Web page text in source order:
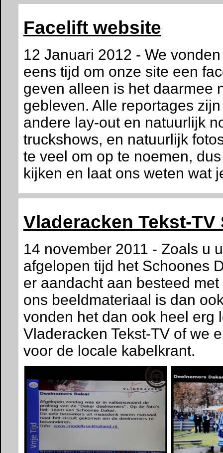
Facelift website
12 Januari 2012 - We
eens tijd om onze site een
geven alleen is het daarmee
gebleven. Alle reportages
andere lay-out en natuurlijk
truckshows, en natuurlijk
te veel om op te noemen,
kijken en laat ons weten wat
Vladeracken Tekst-
14 november 2011 - Zoals u
afgelopen tijd het Schoones
er aandacht aan besteed
ons beeldmateriaal is dan
vonden het dan ook heel erg
Vladeracken Tekst-TV of we
voor de locale kabelkrant.